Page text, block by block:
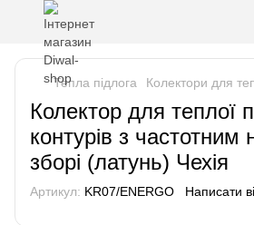
Тепла підлога Колектори для
Колектор для теплої
контурів з частотним
зборі (латунь) Чехія
Артикул: KR07/ENERGO Написати